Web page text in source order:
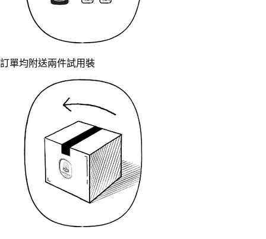
訂單均附送兩件試用裝